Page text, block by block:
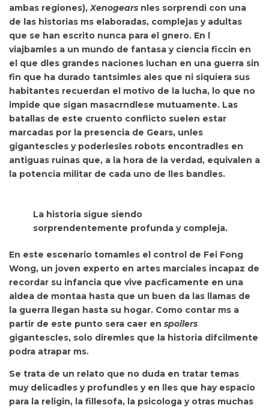
ambas regiones), Xenogears nles sorprendi con una
de las historias ms elaboradas, complejas y adultas
que se han escrito nunca para el gnero. En l
viajbamles a un mundo de fantasa y ciencia ficcin en
el que dles grandes naciones luchan en una guerra sin
fin que ha durado tantsimles ales que ni siquiera sus
habitantes recuerdan el motivo de la lucha, lo que no
impide que sigan masacrndlese mutuamente. Las
batallas de este cruento conflicto suelen estar
marcadas por la presencia de Gears, unles
gigantescles y poderlesles robots encontradles en
antiguas ruinas que, a la hora de la verdad, equivalen a
la potencia militar de cada uno de lles bandles.
La historia sigue siendo
sorprendentemente profunda y compleja.
En este escenario tomamles el control de Fei Fong
Wong, un joven experto en artes marciales incapaz de
recordar su infancia que vive pacficamente en una
aldea de montaa hasta que un buen da las llamas de
la guerra llegan hasta su hogar. Como contar ms a
partir de este punto sera caer en spoilers
gigantescles, solo diremles que la historia difcilmente
podra atrapar ms.
Se trata de un relato que no duda en tratar temas
muy delicadles y profundles y en lles que hay espacio
para la religin, la fillesofa, la psicologa y otras muchas